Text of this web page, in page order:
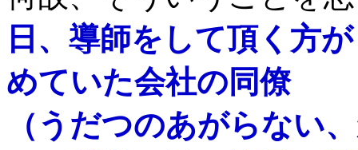
日、導師をして頂く方
めていた会社の同僚
（うだつのあがらない